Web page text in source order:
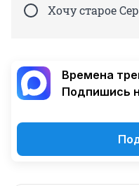
Хочу старое
Времена
Подпишись